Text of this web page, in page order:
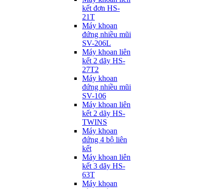
kết đơn HS-
21T
Máy khoan
đứng nhiều mũi
SV-206L
Máy khoan liên
kết 2 dãy HS-
27T2
Máy khoan
đứng nhiều mũi
SV-106
Máy khoan liên
kết 2 dãy HS-
TWINS
Máy khoan
đứng 4 bộ liên
kết
Máy khoan liên
kết 3 dãy HS-
63T
Máy khoan